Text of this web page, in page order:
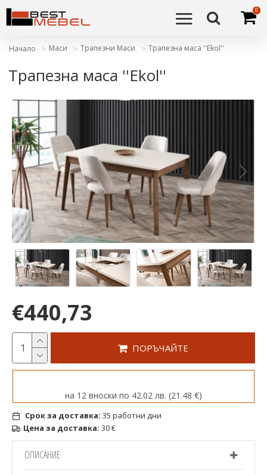
0
Начало Маси Трапезни Маси Трапезна маса ''Ekol''
Трапезна маса ''Ekol''
Срок за доставка: 35 работни дни
Цена за доставка: 30 €
€440,73
ПОРЪЧАЙТЕ
на 12 вноски по 42.02 лв. (21.48 €)
ОПИСАНИЕ